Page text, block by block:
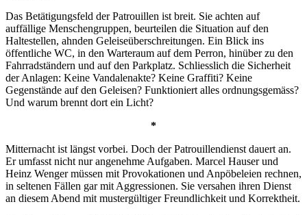
Das Betätigungsfeld der Patrouillen ist breit. Sie achten auf
auffällige Menschengruppen, beurteilen die Situation auf den
Haltestellen, ahnden Geleiseüberschreitungen. Ein Blick ins
öffentliche WC, in den Warteraum auf dem Perron, hinüber zu den
Fahrradständern und auf den Parkplatz. Schliesslich die Sicherheit
der Anlagen: Keine Vandalenakte? Keine Graffiti? Keine
Gegenstände auf den Geleisen? Funktioniert alles ordnungsgemäss?
Und warum brennt dort ein Licht?
*
Mitternacht ist längst vorbei. Doch der Patrouillendienst dauert an.
Er umfasst nicht nur angenehme Aufgaben. Marcel Hauser und
Heinz Wenger müssen mit Provokationen und Anpöbeleien rechnen,
in seltenen Fällen gar mit Aggressionen. Sie versahen ihren Dienst
an diesem Abend mit mustergültiger Freundlichkeit und Korrektheit.